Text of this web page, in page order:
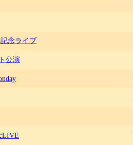
念ライブ
公演
LIVE